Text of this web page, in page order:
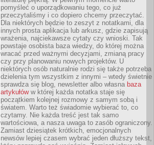
pomyśleć o uporządkowaniu tego, co już
przeczytaliśmy i co dopiero chcemy przeczytać.
Dla niektórych będzie to zeszyt z notatkami, dla
innych prosta aplikacja lub arkusz, gdzie zapisują
wrażenia, najciekawsze cytaty czy wnioski. Tak
powstaje osobista baza wiedzy, do której można
wracać przed ważnymi decyzjami, zmianą pracy
czy przy planowaniu nowych projektów. U
niektórych osób naturalnie rodzi się także potrzeba
dzielenia tym wszystkim z innymi – wtedy świetnie
sprawdza się blog, newsletter albo własna baza
artykułóww której każda notatka staje się
początkiem kolejnej rozmowy z samym sobą i
światem. Warto też świadomie wybierać to, co
czytamy. Nie każda treść jest tak samo
wartościowa, a nasza uwaga to zasób ograniczony.
Zamiast dziesiątek krótkich, emocjonalnych
newsów lepiej czasem wybrać jeden dłuższy tekst,